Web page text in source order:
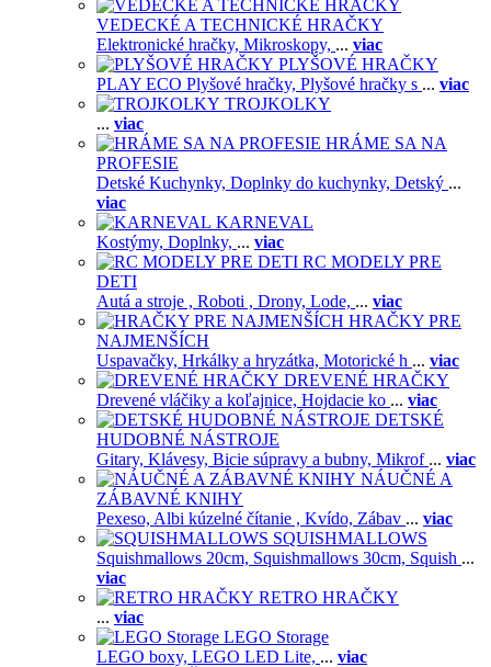
VEDECKÉ A TECHNICKÉ HRAČKY
Elektronické hračky, Mikroskopy, ... viac
PLYŠOVÉ HRAČKY
PLAY ECO Plyšové hračky, Plyšové hračky s ... viac
TROJKOLKY
... viac
HRÁME SA NA
PROFESIE
Detské Kuchynky, Doplnky do kuchynky, Detský ...
viac
KARNEVAL
Kostýmy, Doplnky, ... viac
RC MODELY PRE
DETI
Autá a stroje , Roboti , Drony, Lode, ... viac
HRAČKY PRE
NAJMENŠÍCH
Uspavačky, Hrkálky a hryzátka, Motorické h ... viac
DREVENÉ HRAČKY
Drevené vláčiky a koľajnice, Hojdacie ko ... viac
DETSKÉ
HUDOBNÉ NÁSTROJE
Gitary, Klávesy, Bicie súpravy a bubny, Mikrof ... viac
NÁUČNÉ A
ZÁBAVNÉ KNIHY
Pexeso, Albi kúzelné čítanie , Kvído, Zábav ... viac
SQUISHMALLOWS
Squishmallows 20cm, Squishmallows 30cm, Squish ...
viac
RETRO HRAČKY
... viac
LEGO Storage
LEGO boxy, LEGO LED Lite, ... viac